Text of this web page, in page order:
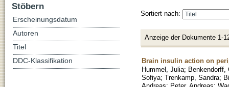
Sortiert nach:
Anzeige der Dokumente 1-
Brain insulin action on
Hummel, Julia; Benkendorff,
Sofiya; Trenkamp, Sandra;
Stöbern
Erscheinungsdatum
Autoren
Titel
DDC-Klassifikation